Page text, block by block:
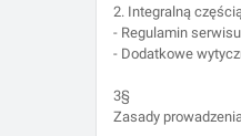
2. Integralną
- Regulamin
- Dodatkowe
3§
Zasady